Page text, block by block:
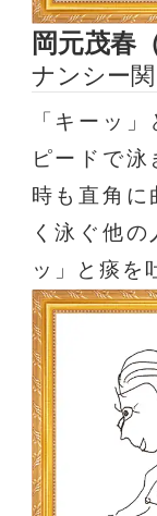
岡元茂春
ナンシー関
「キーッ
ピードで
時も直角に
く泳ぐ他
ッ」と痰を